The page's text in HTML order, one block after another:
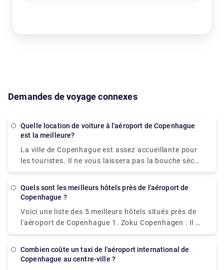
Demandes de voyage connexes
Quelle location de voiture à l'aéroport de Copenhague
est la meilleure?
La ville de Copenhague est assez accueillante pour
les touristes. Il ne vous laissera pas la bouche sèche
ou un portefeuille gonflé. Les touristes peuvent se
modes de transport. Les options de transport vont
sont un excellent moyen d'économiser du temps et
de l'argent lors de vos déplacements en ville. Les
disponibles pour tous ceux qui choisissent de le
faire. Quel est le meilleur aspect de celui-ci? Un
Quels sont les meilleurs hôtels près de l'aéroport de
Copenhague ?
Voici une liste des 5 meilleurs hôtels situés près de
l'aéroport de Copenhague 1. Zoku Copenhagen : Il se
trouve à environ 6 km de l'aéroport. 2. Crown Plaza
km de l'aéroport. 3. Copenhagen Go Hotel : Situé à 3
Combien coûte un taxi de l'aéroport international de
Copenhague au centre-ville ?